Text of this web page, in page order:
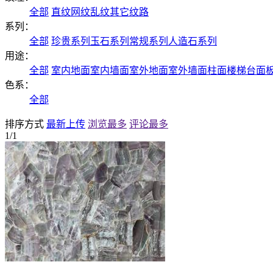
全部 直纹网纹乱纹其它纹路
系列：
全部 珍贵系列 玉石系列 常规系列 人造石系列
用途：
全部 室内地面室内墙面室外地面室外墙面柱面楼梯台面
色系：
全部
排序方式 最新上传 浏览最多 评论最多
1/1